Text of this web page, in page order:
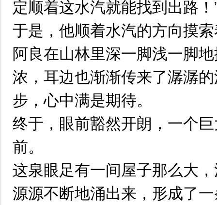
定顺着这水汽就能找到出路！
于是，他顺着水汽的方向摸
阿良在山林里深一脚浅一脚
浓，耳边也渐渐传来了潺潺
步，心中满是期待。
终于，眼前豁然开朗，一个
前。
这泉眼足有一间屋子那么大
源源不断地涌出来，形成了